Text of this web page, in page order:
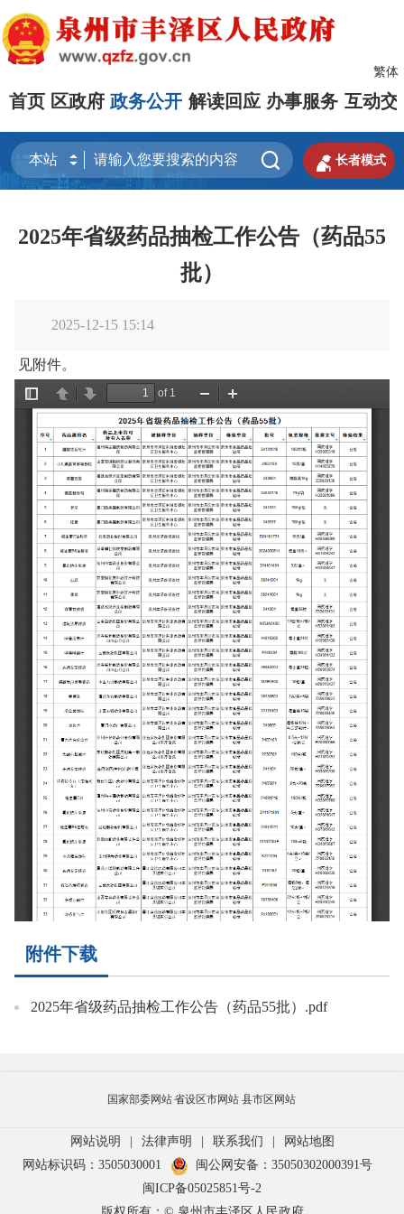
繁体
首页 区政府 政务公开 解读回应 办事服务 互动交
  长者模式
2025年省级药品抽检工作公告（药品55
批）
2025-12-15 15:14
见附件。
附件下载
2025年省级药品抽检工作公告（药品55批）.pdf
国家部委网站省设区市网站 县市区网站
网站说明 | 法律声明 | 联系我们 |
网站地图
网站标识码：3505030001
闽公网安备：35050302000391号
闽ICP备05025851号-2